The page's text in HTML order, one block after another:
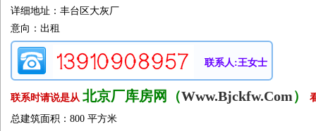
详细地址：丰台区大灰厂
意向：出租
联系人:王女士
联系时请说是从 北京厂库房网（Www.Bjckfw.Com）
总建筑面积：800 平方米